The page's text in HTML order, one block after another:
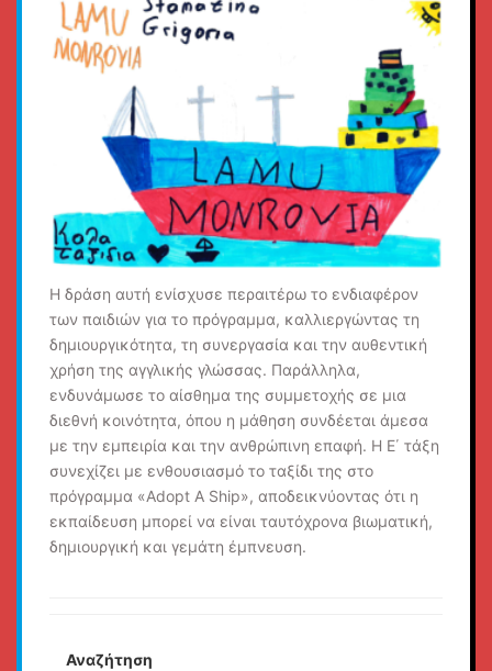
Η δράση αυτή ενίσχυσε περαιτέρω το ενδιαφέρον
των παιδιών για το πρόγραμμα, καλλιεργώντας τη
δημιουργικότητα, τη συνεργασία και την αυθεντική
χρήση της αγγλικής γλώσσας. Παράλληλα,
ενδυνάμωσε το αίσθημα της συμμετοχής σε μια
διεθνή κοινότητα, όπου η μάθηση συνδέεται άμεσα
με την εμπειρία και την ανθρώπινη επαφή. Η Ε΄ τάξη
συνεχίζει με ενθουσιασμό το ταξίδι της στο
πρόγραμμα «Adopt A Ship», αποδεικνύοντας ότι η
εκπαίδευση μπορεί να είναι ταυτόχρονα βιωματική,
δημιουργική και γεμάτη έμπνευση.
Αναζήτηση